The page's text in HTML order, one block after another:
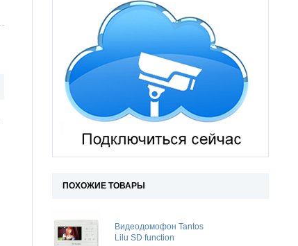
ПОХОЖИЕ ТОВАРЫ
Видеодомофон Tantos
Lilu SD function